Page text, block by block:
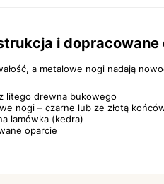
i dopracowane
a metalowe nogi nadają
litego drewna bukowego
nogi – czarne lub ze złotą
lamówka (kedra)
oparcie